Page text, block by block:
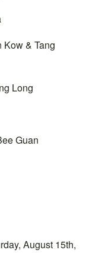
Kow & Tang
Long
Guan
August 15th,